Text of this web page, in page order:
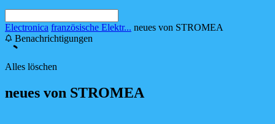
Electronica französische Elektr... neues von STROMEA
Benachrichtigungen
Alles löschen
neues von STROMEA